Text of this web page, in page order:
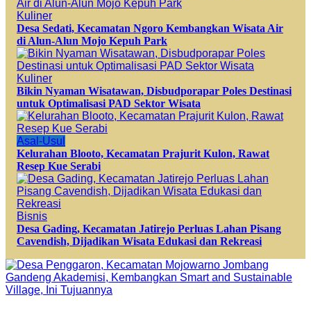
Kuliner
Desa Sedati, Kecamatan Ngoro Kembangkan Wisata Air
di Alun-Alun Mojo Kepuh Park
Kuliner
Bikin Nyaman Wisatawan, Disbudporapar Poles Destinasi
untuk Optimalisasi PAD Sektor Wisata
Asal-Usul
Kelurahan Blooto, Kecamatan Prajurit Kulon, Rawat
Resep Kue Serabi
Bisnis
Desa Gading, Kecamatan Jatirejo Perluas Lahan Pisang
Cavendish, Dijadikan Wisata Edukasi dan Rekreasi